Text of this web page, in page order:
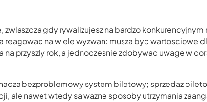
gdy rywalizujesz na bardzo konkurencyjnym
reagowac na wiele wyzwan: musza byc wartosciowe
przyszly rok, a jednoczesnie zdobywac uwage w
bezproblemowy system biletowy; sprzedaz
ale nawet wtedy sa wazne sposoby utrzymania